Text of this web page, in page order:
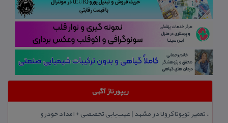
ریپورتاژ آگهی
:: تعمیر تویوتا كرولا در مشهد | عیب‌یابی تخصصی + امداد خودرو